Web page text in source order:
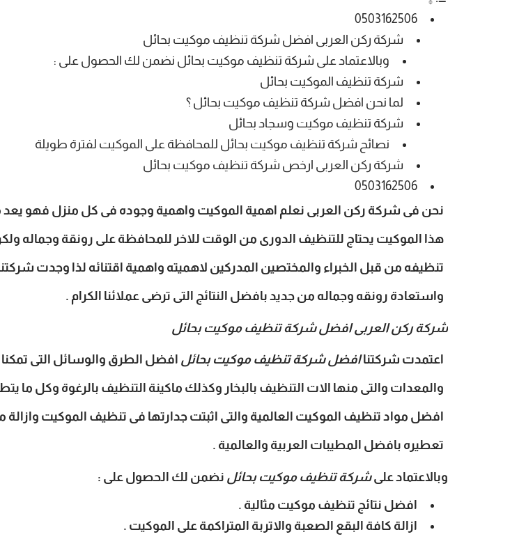
0503162506
شركة ركن العربى افضل شركة تنظيف موكيت بحائل
وبالاعتماد على شركة تنظيف موكيت بحائل نضمن لك الحصول على :
شركة تنظيف الموكيت بحائل
لما نحن افضل شركة تنظيف موكيت بحائل ؟
شركة تنظيف موكيت وسجاد بحائل
نصائح شركة تنظيف موكيت بحائل للمحافظة على الموكيت لفترة طويلة
شركة ركن العربى ارخص شركة تنظيف موكيت بحائل
0503162506
نحن فى شركة ركن العربى نعلم اهمية الموكيت واهمية وجوده فى كل منزل فهو يعد
هذا الموكيت يحتاج للتنظيف الدورى من الوقت للاخر للمحافظة على رونقة وجماله
تنظيفه من قبل الخبراء والمختصين المدركين لاهميته واهمية اقتنائه لذا وجدت
واستعادة رونقه وجماله من جديد بافضل النتائج التى ترضى عملائنا الكرام .
شركة ركن العربى افضل شركة تنظيف موكيت بحائل
اعتمدت شركتناافضل شركة تنظيف موكيت بحائل افضل الطرق والوسائل التى
والمعدات والتى منها الات التنظيف بالبخار وكذلك ماكينة التنظيف بالرغوة وكل
افضل مواد تنظيف الموكيت العالمية والتى اثبتت جدارتها فى تنظيف الموكيت وازالة
تعطيره بافضل المطيبات العربية والعالمية .
وبالاعتماد علىشركة تنظيف موكيت بحائل نضمن لك الحصول على :
افضل نتائج تنظيف موكيت مثالية .
ازالة كافة البقع الصعبة والاتربة المتراكمة على الموكيت .